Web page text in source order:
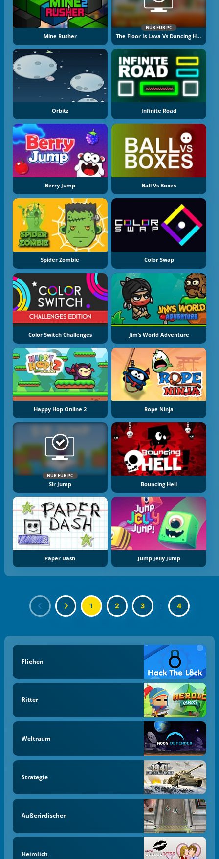
Mine Rusher
NÜR FÜR PC
The Floor Is Lava Vs Dancing Hotdog
Orbitz Infinite Road
Berry Jump Ball Vs Boxes
Spider Zombie Color Swap
Color Switch Challenges Jim’s World Adventure
Happy Hop Online 2 Rope Ninja
NÜR FÜR PC
Sir Jump Bouncing Hell
Paper Dash Jump Jelly Jump
1 2 3 | 4
Fliehen
Ritter
Weltraum
Strategie
Außerirdischen
Heimlich